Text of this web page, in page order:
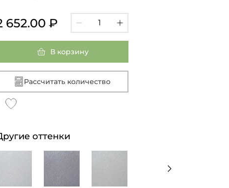
652.00 ₽
В корзину
Рассчитать количество
оттенки